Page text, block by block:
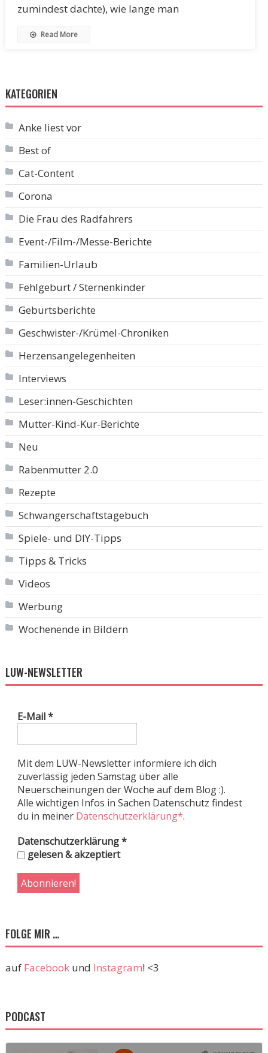
zumindest dachte), wie lange man
Read More
KATEGORIEN
Anke liest vor
Best of
Cat-Content
Corona
Die Frau des Radfahrers
Event-/Film-/Messe-Berichte
Familien-Urlaub
Fehlgeburt / Sternenkinder
Geburtsberichte
Geschwister-/Krümel-Chroniken
Herzensangelegenheiten
Interviews
Leser:innen-Geschichten
Mutter-Kind-Kur-Berichte
Neu
Rabenmutter 2.0
Rezepte
Schwangerschaftstagebuch
Spiele- und DIY-Tipps
Tipps & Tricks
Videos
Werbung
Wochenende in Bildern
LUW-NEWSLETTER
E-Mail*
Mit dem LUW-Newsletter informiere ich dich
zuverlässig jeden Samstag über alle
Neuerscheinungen der Woche auf dem Blog :).
Alle wichtigen Infos in Sachen Datenschutz findest
du in meiner Datenschutzerklärung*.
Datenschutzerklärung*
gelesen & akzeptiert
FOLGE MIR …
auf Facebookund Instagram! <3
PODCAST